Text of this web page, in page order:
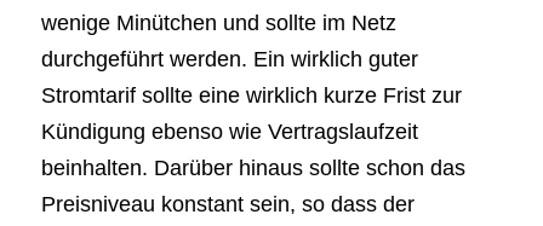
wenige Minütchen und sollte im Netz
durchgeführt werden. Ein wirklich guter
Stromtarif sollte eine wirklich kurze Frist zur
Kündigung ebenso wie Vertragslaufzeit
beinhalten. Darüber hinaus sollte schon das
Preisniveau konstant sein, so dass der